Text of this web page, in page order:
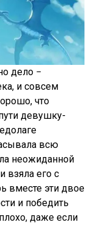
дело −
и совсем
что
девушку-
всю
неожиданной
взяла его с
вместе эти двое
и победить
даже если